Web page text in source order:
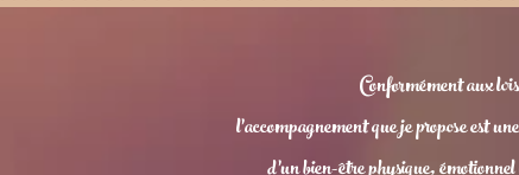
Conformément aux
l'accompagnement que je propose est